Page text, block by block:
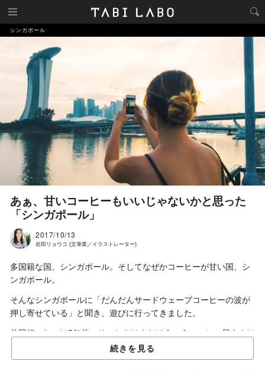
シンガポール
あぁ、甘いコーヒーもいいじゃないかと思った
「シンガポール」
2017/10/13
岩田リョウコ (文筆業／イラストレーター)
多国籍な国、シンガポール。そしてなぜかコーヒーが甘い国、シ
ンガポール。
そんなシンガポールに「だんだんサードウェーブコーヒーの波が
押し寄せている」と聞き、遊びに行ってきました。
前回行ったのは5年前。そのときはまだそういうコーヒー屋さんは
ほとんどなく、とにかくトロンと甘い味が定番でした。今回もい
ろんなコーヒー屋さんをまわりましたが、この旅で何となく「シ
続きを見る